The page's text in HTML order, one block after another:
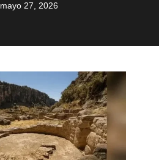
mayo 27, 2026